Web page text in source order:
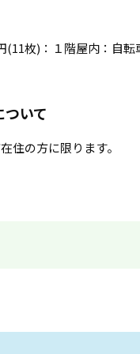
(11枚)：１階屋内：自転
いて
住の方に限ります。